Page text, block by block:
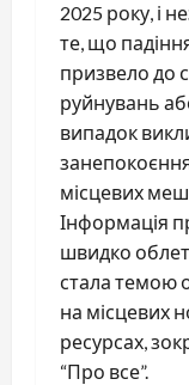
2025 року, і
те, що
призвело до
руйнувань
випадок
місцевих
Інформація
швидко
стала темою
на місцевих
ресурсах,
“Про все”.